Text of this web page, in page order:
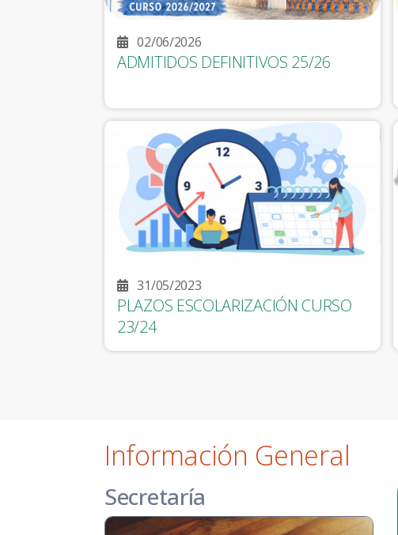
02/06/2026
ADMITIDOS DEFINITIVOS 25/26
31/05/2023
PLAZOS ESCOLARIZACIÓN CURSO
23/24
Información General
Secretaría